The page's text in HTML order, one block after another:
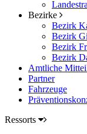
Bezirke
Bezirk
Bezirk
Bezirk
Bezirk
Amtliche
Partner
Fahrzeuge
Ressorts